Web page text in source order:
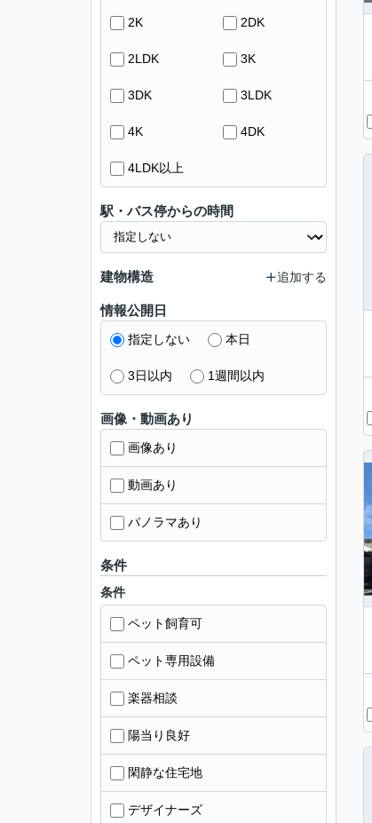
2K 2DK
2LDK 3K
3DK 3LDK
4K 4DK
4LDK以上
駅・バス停からの時間
建物構造 追加する
情報公開日
指定しない 本日
3日以内 1週間以内
画像・動画あり
画像あり
動画あり
パノラマあり
条件
条件
ペット飼育可
ペット専用設備
楽器相談
陽当り良好
閑静な住宅地
デザイナーズ